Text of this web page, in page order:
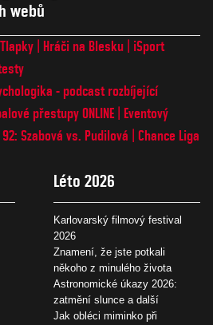
webů
Hráči na Blesku
iSport
- podcast rozbíjející
přestupy ONLINE
Eventový
92: Szabová vs. Pudilová
Chance Liga
Léto 2026
Karlovarský filmový festival
2026
Znamení, že jste potkali
někoho z minulého života
Astronomické úkazy 2026:
zatmění slunce a další
Jak obléci miminko při